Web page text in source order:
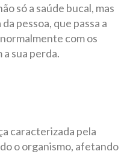
só a saúde bucal, mas
pessoa, que passa a
com os
sua perda.
caracterizada pela
o organismo, afetando